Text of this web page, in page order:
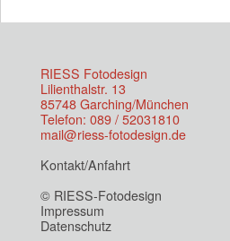
RIESS Fotodesign
Lilienthalstr. 13
85748 Garching/München
Telefon: 089 / 52031810
mail@riess-fotodesign.de
Kontakt/Anfahrt
© RIESS-Fotodesign
Impressum
Datenschutz